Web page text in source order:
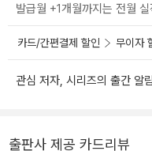
발급월 +1개월까지는 전월
카드/간편결제 할인 무이자
관심 저자, 시리즈의 출간 알
출판사 제공 카드리뷰